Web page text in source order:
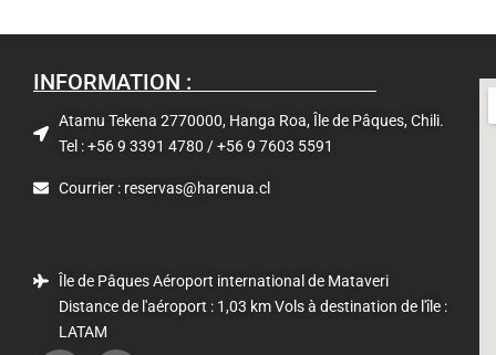
INFORMATION :
Atamu Tekena 2770000, Hanga Roa, Île de Pâques, Chili.
Tel : +56 9 3391 4780 / +56 9 7603 5591
Courrier : reservas@harenua.cl
Île de Pâques Aéroport international de Mataveri
Distance de l'aéroport : 1,03 km Vols à destination de l'île :
LATAM